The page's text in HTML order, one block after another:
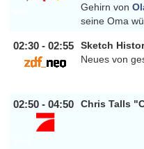
Gehirn von
seine Oma
02:30 - 02:55
Sketch
Neues von
02:50 - 04:50 Chris Talls